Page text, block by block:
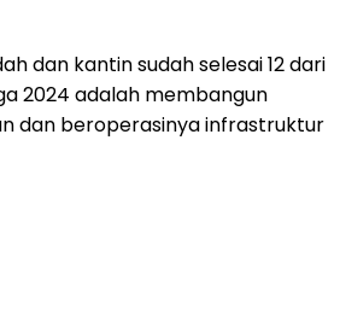
dan kantin sudah selesai 12 dari
2024 adalah membangun
dan beroperasinya infrastruktur